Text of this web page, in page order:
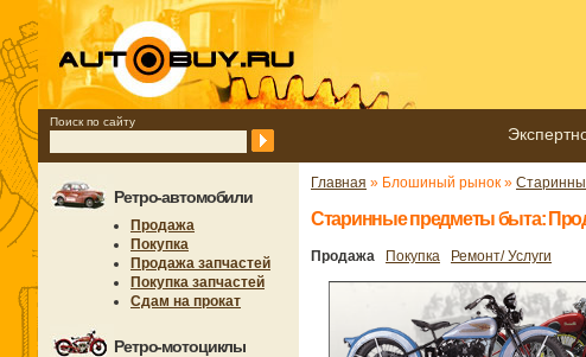
Поиск по сайту
Ретро-автомобили
Продажа
Покупка
Продажа запчастей
Покупка запчастей
Сдам на прокат
Ретро-мотоциклы
Главная » Блошиный рынок »
Старинные предметы быта:
Продажа Покупка Ремонт/ Услуги